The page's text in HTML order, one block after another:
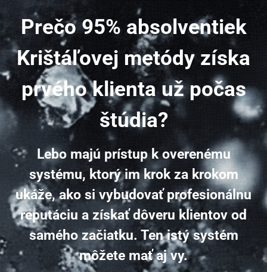
Prečo 95% absolventiek
Krištáľovej metódy získa
prvého klienta už počas
štúdia?
Lebo majú prístup k overenému
systému, ktorý im krok za krokom
ukáže, ako si vybudovať profesionálnu
reputáciu a získať dôveru klientov od
samého začiatku. Ten istý systém
môžete mať aj vy.